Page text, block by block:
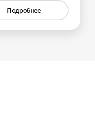
Подробнее